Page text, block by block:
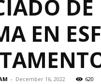
EN
- December 16, 2022 620